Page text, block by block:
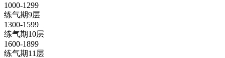
1000-1299
练气期9层
1300-1599
练气期10层
1600-1899
练气期11层